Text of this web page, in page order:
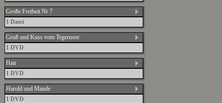
Große Freiheit Nr 7
1 Datei
Gruß und Kuss vom Tegernsee
1 DVD
Hair
1 DVD
Harold und Maude
1 DVD